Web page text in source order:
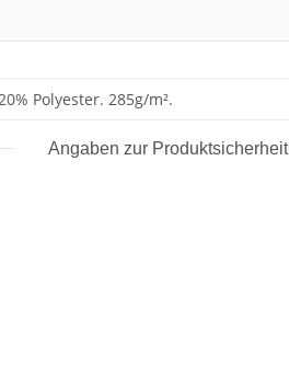
Polyester. 285g/m².
Angaben zur Produktsicherheit